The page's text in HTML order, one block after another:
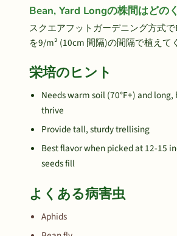
Bean, Yard Longの株間はどの
スクエアフットガーデニング方式で
を9/m² (10cm 間隔)の間隔で植えて
栄培のヒント
Needs warm soil (70°F+) and
thrive
Provide tall, sturdy trellising
Best flavor when picked at 12-15
seeds fill
よくある病害虫
Aphids